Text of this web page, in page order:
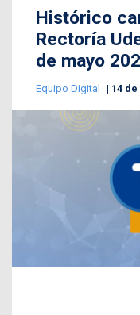
Histórico
Rectoría
de mayo
Equipo Digital 14